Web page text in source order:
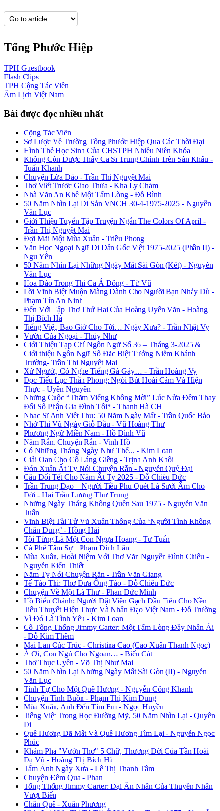
Tống Phước Hiệp
TPH Guestbook
Flash Clips
TPH Cộng Tác Viên
Âm Lịch Việt Nam
Bài được đọc nhiều nhất
Cộng Tác Viên
Sơ Lược Về Trường Tống Phước Hiệp Qua Các Thời Đại
Hình Thẻ Học Sinh Của CHSTPH Nhiều Niên Khóa
Không Còn Được Thấy Ca Sĩ Trung Chỉnh Trên Sân Khấu -
Tuấn Khanh
Chuyện Lừa Đảo - Trần Thị Nguyệt Mai
Thơ Viết Trước Giao Thừa - Kha Ly Chàm
Nhà Văn An Khê Một Tấm Lòng - Đỗ Bình
50 Năm Nhìn Lại Di Sản VNCH 30-4-1975-2025 - Nguyễn
Văn Lục
Giới Thiệu Tuyển Tập Truyện Ngắn The Colors Of April -
Trần Thị Nguyệt Mai
Đợi Mãi Một Mùa Xuân - Triều Phong
Văn Học Ngoại Ngữ Di Dân Gốc Việt 1975-2025 (Phần II) -
Ngu Yên
50 Năm Nhìn Lại Những Ngày Mất Sài Gòn (Kết) - Nguyễn
Văn Lục
Hoa Đào Trong Thi Ca Á Đông - Từ Vũ
Lời Vĩnh Biệt Muộn Màng Dành Cho Người Bạn Nhảy Dù -
Phạm Tín An Ninh
Đến Với Tập Thơ Thứ Hai Của Hoàng Uyển Văn - Hoàng
Thị Bích Hà
Tiếng Việt, Bao Giờ Cho Tới… Ngày Xưa? - Trần Nhật Vy
Vườn Của Ngoại - Thủy Như
Giới Thiệu Tạp Chí Ngôn Ngữ Số 36 – Tháng 3-2025 &
Giới thiệu Ngôn Ngữ Số Đặc Biệt Tưởng Niệm Khánh
Trường- Trần Thị Nguyệt Mai
Xứ Người, Có Nghe Tiếng Gà Gáy… - Trần Hoàng Vy
Đọc Tiểu Lục Thần Phong: Ngòi Bút Hoài Cảm Và Hiện
Thực - Uyên Nguyên
Những Cuộc “Thăm Viếng Không Mời” Lúc Nửa Đêm Thay
Đổi Số Phận Gia Đình Tôi* - Thanh Hà CH
Nhạc Sĩ Anh Việt Thu: 50 Năm Ngày Mất - Trần Quốc Bảo
Nhớ Thi Vũ Ngày Giỗ Đầu - Vũ Hoàng Thư
Phương Ngữ Miền Nam - Hồ Đình Vũ
Năm Rắn, Chuyện Rắn - Vinh Hồ
Có Những Tháng Ngày Như Thế... - Kim Loan
Giải Oan Cho Cô Láng Giềng - Trịnh Anh Khôi
Đón Xuân Ất Tỵ Nói Chuyện Rắn - Nguyễn Quý Đại
Câu Đối Tết Cho Năm Ất Tỵ 2025 - Đỗ Chiêu Đức
Trần Trung Đạo – Người Tiều Phu Quét Lá Sưởi Ấm Cho
Đời - Hai Trầu Lương Thư Trung
Những Ngày Tháng Không Quên Sau 1975 - Nguyễn Văn
Tuấn
Vĩnh Biệt Tài Tử Vũ Xuân Thông Của ‘Người Tình Không
Chân Dung’ - Hồng Hải
Tôi Từng Là Một Con Ngựa Hoang - Tư Tuấn
Cà Phê Tâm Sự - Phạm Đình Lân
Mùa Xuân, Hoài Niệm Với Thơ Văn Nguyễn Đình Chiểu -
Nguyễn Kiến Thiết
Năm Tỵ Nói Chuyện Rắn - Trần Văn Giang
Tế Táo Thi: Thơ Đưa Ông Táo - Đỗ Chiêu Đức
Chuyện Về Một Lá Thư - Phan Đức Minh
Hồ Biểu Chánh: Người Đặt Viên Gạch Đầu Tiên Cho Nền
Tiểu Thuyết Hiện Thực Và Nhân Đạo Việt Nam - Đỗ Trường
Vì Đó Là Tình Yêu - Kim Loan
Cố Tổng Thống Jimmy Carter: Một Tấm Lòng Đầy Nhân Ái
- Đỗ Kim Thêm
Mai Lan Cúc Trúc - Christina Cao (Cao Xuân Thanh Ngọc)
À Ơi, Con Ngủ Cho Ngoan… - Biển Cát
Thơ Thục Uyên - Võ Thị Như Mai
50 Năm Nhìn Lại Những Ngày Mất Sài Gòn (II) - Nguyễn
Văn Lục
Tình Tự Cho Một Quê Hương - Nguyễn Công Khanh
Chuyện Tình Buồn - Phạm Thị Kim Dung
Mùa Xuân, Anh Đến Tìm Em - Ngọc Huyền
Tiếng Việt Trong Học Đường Mỹ, 50 Năm Nhìn Lại - Quyên
Di
Quê Hương Đã Mất Và Quê Hương Tìm Lại - Nguyễn Ngọc
Phúc
Khám Phá "Vườn Thơ" 5 Chữ, Thương Đời Của Tần Hoài
Dạ Vũ - Hoàng Thị Bích Hà
Tấm Ảnh Ngày Xưa - Lê Thị Thanh Tâm
Chuyện Đêm Qua - Phan
Tổng Thống Jimmy Carter: Đại Ân Nhân Của Thuyền Nhân
Vượt Biển
Chân Quê - Xuân Phương